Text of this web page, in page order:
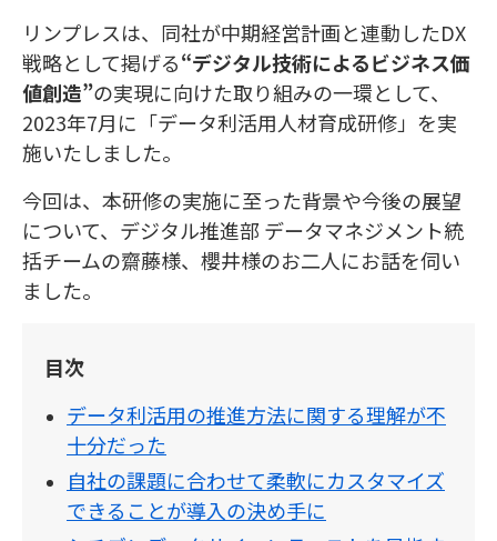
リンプレスは、同社が中期経営計画と連動したDX
戦略として掲げる“デジタル技術によるビジネス価
値創造”の実現に向けた取り組みの一環として、
2023年7月に「データ利活用人材育成研修」を実
施いたしました。
今回は、本研修の実施に至った背景や今後の展望
について、デジタル推進部 データマネジメント統
括チームの齋藤様、櫻井様のお二人にお話を伺い
ました。
目次
データ利活用の推進方法に関する理解が不
十分だった
自社の課題に合わせて柔軟にカスタマイズ
できることが導入の決め手に